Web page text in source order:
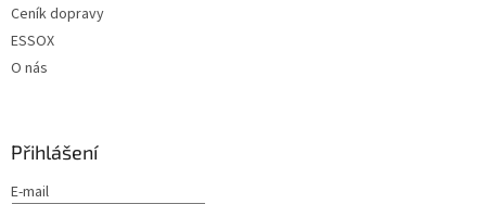
Ceník dopravy
ESSOX
O nás
Přihlášení
E-mail